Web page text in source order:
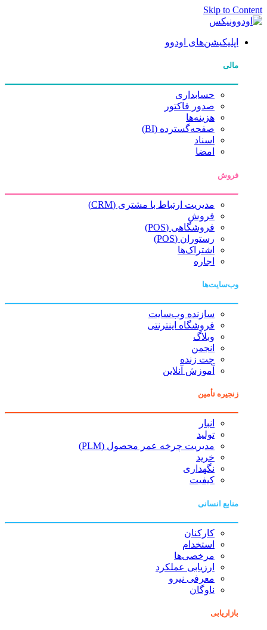
Skip to Content
اپلیکیشن‌های اودوو
مالی
حسابداری
صدور فاکتور
هزینه‌ها
صفحه‌گسترده (BI)
اسناد
امضا
فروش
مدیریت ارتباط با مشتری (CRM)
فروش
فروشگاهی (POS)
رستوران (POS)
اشتراک‌ها
اجاره
وب‌سایت‌ها
سازنده وب‌سایت
فروشگاه اینترنتی
وبلاگ
انجمن
چت زنده
آموزش آنلاین
زنجیره تأمین
انبار
تولید
مدیریت چرخه عمر محصول (PLM)
خرید
نگهداری
کیفیت
منابع انسانی
کارکنان
استخدام
مرخصی‌ها
ارزیابی عملکرد
معرفی نیرو
ناوگان
بازاریابی